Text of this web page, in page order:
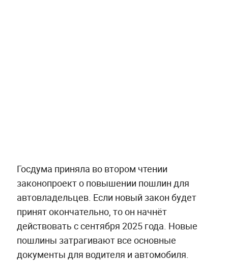
Госдума приняла во втором чтении
законопроект о повышении пошлин для
автовладельцев. Если новый закон будет
принят окончательно, то он начнёт
действовать с сентября 2025 года. Новые
пошлины затрагивают все основные
документы для водителя и автомобиля.